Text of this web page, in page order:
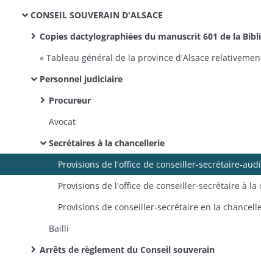
CONSEIL SOUVERAIN D'ALSACE
Copies dactylographiées du manuscrit 601 de la Bibliothèque municipale de Strasbourg (p. 185 et sq, 325
Personnel judiciaire
Procureur
Avocat
Secrétaires à la chancellerie
Bailli
Arrêts de règlement du Conseil souverain